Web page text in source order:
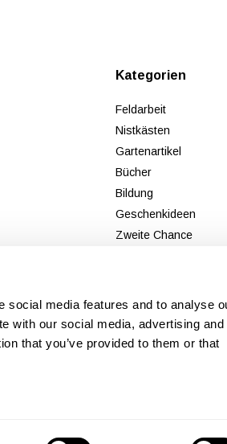
social media features and to analyse
with our social media, advertising and
that you’ve provided to them or that
Kategorien
Feldarbeit
Nistkästen
Gartenartikel
Bücher
Bildung
Geschenkideen
Zweite Chance